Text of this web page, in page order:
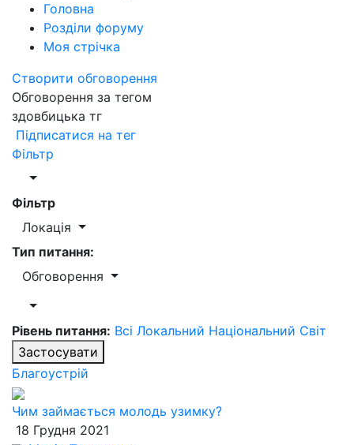
Головна
Розділи форуму
Моя стрічка
Створити обговорення
Обговорення за тегом
здовбицька тг
Підписатися на тег
Фільтр
Фільтр
Локація
Тип питання:
Обговорення
Рівень питання: Всі Локальний Національний Світ
Застосувати
Благоустрій
Чим займається молодь узимку?
18 Грудня 2021